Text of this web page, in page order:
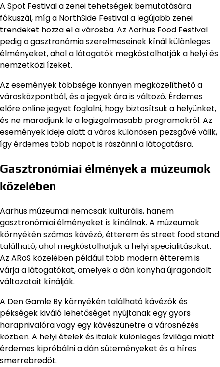
A Spot Festival a zenei tehetségek bemutatására
fókuszál, míg a NorthSide Festival a legújabb zenei
trendeket hozza el a városba. Az Aarhus Food Festival
pedig a gasztronómia szerelmeseinek kínál különleges
élményeket, ahol a látogatók megkóstolhatják a helyi és
nemzetközi ízeket.
Az események többsége könnyen megközelíthető a
városközpontból, és a jegyek ára is változó. Érdemes
előre online jegyet foglalni, hogy biztosítsuk a helyünket,
és ne maradjunk le a legizgalmasabb programokról. Az
események ideje alatt a város különösen pezsgővé válik,
így érdemes több napot is rászánni a látogatásra.
Gasztronómiai élmények a múzeumok
közelében
Aarhus múzeumai nemcsak kulturális, hanem
gasztronómiai élményeket is kínálnak. A múzeumok
környékén számos kávézó, étterem és street food stand
található, ahol megkóstolhatjuk a helyi specialitásokat.
Az ARoS közelében például több modern étterem is
várja a látogatókat, amelyek a dán konyha újragondolt
változatait kínálják.
A Den Gamle By környékén található kávézók és
pékségek kiváló lehetőséget nyújtanak egy gyors
harapnivalóra vagy egy kávészünetre a városnézés
közben. A helyi ételek és italok különleges ízvilága miatt
érdemes kipróbálni a dán süteményeket és a híres
smørrebrødöt.